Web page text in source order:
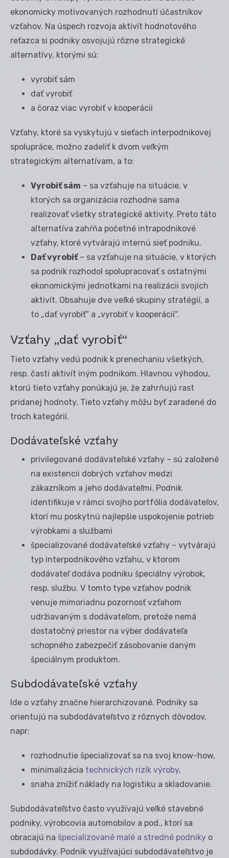
ekonomicky motivovaných rozhodnutí účastníkov
vzťahov. Na úspech rozvoja aktivít hodnotového
reťazca si podniky osvojujú rôzne strategické
alternatívy, ktorými sú:
vyrobiť sám
dať vyrobiť
a čoraz viac vyrobiť v kooperácii
Vzťahy, ktoré sa vyskytujú v sieťach interpodnikovej
spolupráce, možno zadeliť k dvom veľkým
strategickým alternatívam, a to:
Vyrobiť sám – sa vzťahuje na situácie, v
ktorých sa organizácia rozhodne sama
realizovať všetky strategické aktivity. Preto táto
alternatíva zahŕňa početné intrapodnikové
vzťahy, ktoré vytvárajú internú sieť podniku.
Dať vyrobiť– sa vzťahuje na situácie, v ktorých
sa podnik rozhodol spolupracovať s ostatnými
ekonomickými jednotkami na realizácii svojich
aktivít. Obsahuje dve veľké skupiny stratégií, a
to „dať vyrobiť“ a „vyrobiť v kooperácií“.
Vzťahy „dať vyrobiť“
Tieto vzťahy vedú podnik k prenechaniu všetkých,
resp. časti aktivít iným podnikom. Hlavnou výhodou,
ktorú tieto vzťahy ponúkajú je, že zahrňujú rast
pridanej hodnoty. Tieto vzťahy môžu byť zaradené do
troch kategórií.
Dodávateľské vzťahy
privilegované dodávateľské vzťahy – sú založené
na existencii dobrých vzťahov medzi
zákazníkom a jeho dodávateľmi. Podnik
identifikuje v rámci svojho portfólia dodávateľov,
ktorí mu poskytnú najlepšie uspokojenie potrieb
výrobkami a službami
špecializované dodávateľské vzťahy – vytvárajú
typ interpodnikového vzťahu, v ktorom
dodávateľ dodáva podniku špeciálny výrobok,
resp. službu. V tomto type vzťahov podnik
venuje mimoriadnu pozornosť vzťahom
udržiavaným s dodávateľom, pretože nemá
dostatočný priestor na výber dodávateľa
schopného zabezpečiť zásobovanie daným
špeciálnym produktom.
Subdodávateľské vzťahy
Ide o vzťahy značne hierarchizované. Podniky sa
orientujú na subdodávateľstvo z rôznych dôvodov,
napr:
rozhodnutie špecializovať sa na svoj know-how,
minimalizácia technických rizík výroby,
snaha znížiť náklady na logistiku a skladovanie.
Subdodávateľstvo často využívajú veľké stavebné
podniky, výrobcovia automobilov a pod., ktorí sa
obracajú na špecializované malé a stredné podniky o
subdodávky. Podnik využívajúci subdodávateľstvo je